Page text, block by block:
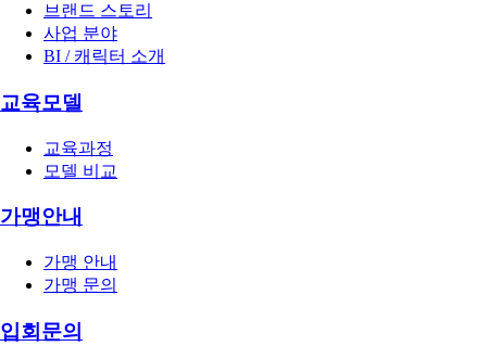
브랜드 스토리
사업 분야
BI / 캐릭터 소개
교육모델
교육과정
모델 비교
가맹안내
가맹 안내
가맹 문의
입회문의